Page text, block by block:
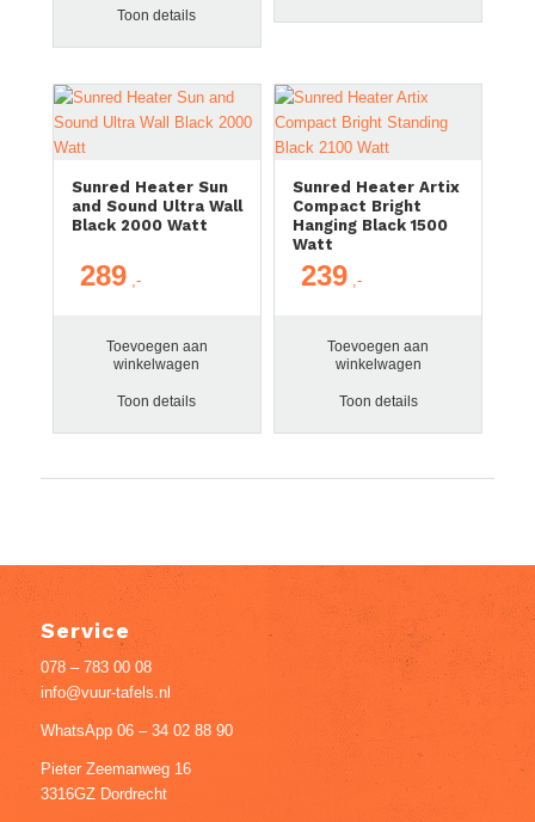
Toon details
Sunred Heater Sun
and Sound Ultra Wall
Black 2000 Watt
289
Toevoegen aan
winkelwagen
Toon details
Sunred Heater Artix
Compact Bright
Hanging Black 1500
Watt
239
Toevoegen aan
winkelwagen
Toon details
Service
078 – 783 00 08
info@vuur-tafels.nl
WhatsApp 06 – 34 02 88 90
Pieter Zeemanweg 16
3316GZ Dordrecht